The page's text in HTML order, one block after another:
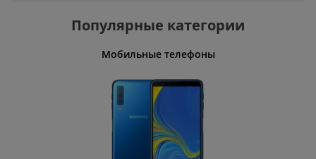
Популярные категории
Мобильные телефоны